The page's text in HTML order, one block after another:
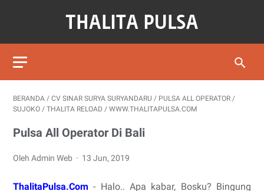
BERANDA / CV SINAR SURYA SURYANDARU / PULSA ALL OPERATOR /
SUJOKO / THALITA RELOAD / WWW.THALITAPULSA.COM
Pulsa All Operator Di Bali
Oleh Admin Web 13 Jun, 2019
ThalitaPulsa.Com - Halo.. Apa kabar, Bosku? Bingung